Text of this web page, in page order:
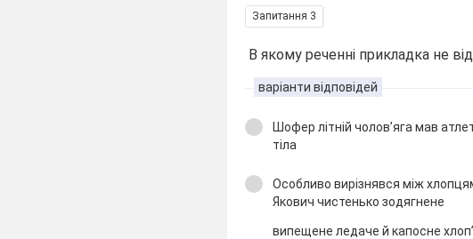
Запитання 3
В якому реченні прикладка не
варіанти відповідей
Шофер літній чолов’яга мав
тіла
Особливо вирізнявся між
Якович чистенько зодягнене
випещене ледаче й капосне